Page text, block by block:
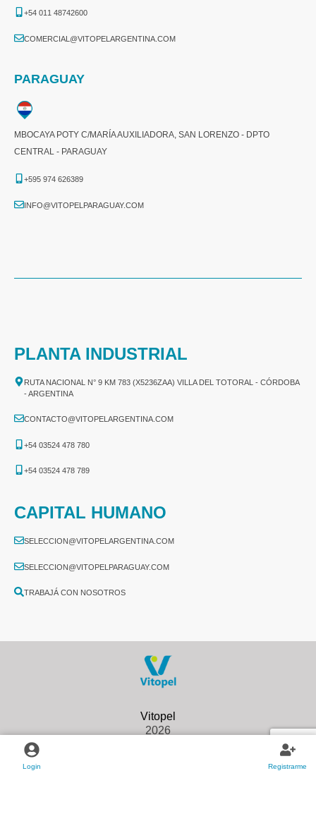
Login Registrarme
+54 011 48742600​
COMERCIAL@VITOPELARGENTINA.COM​
PARAGUAY
MBOCAYA POTY C/MARÍA AUXILIADORA, SAN LORENZO - DPTO
CENTRAL - PARAGUAY
+595 974 626389
INFO@VITOPELPARAGUAY.COM
PLANTA INDUSTRIAL
RUTA NACIONAL N° 9 KM 783 (X5236ZAA) VILLA DEL TOTORAL - CÓRDOBA
- ARGENTINA
CONTACTO@VITOPELARGENTINA.COM
+54 03524 478 780​
+54 03524 478 789​
CAPITAL HUMANO
SELECCION@VITOPELARGENTINA.COM
SELECCION@VITOPELPARAGUAY.COM
TRABAJÁ CON NOSOTROS
2026